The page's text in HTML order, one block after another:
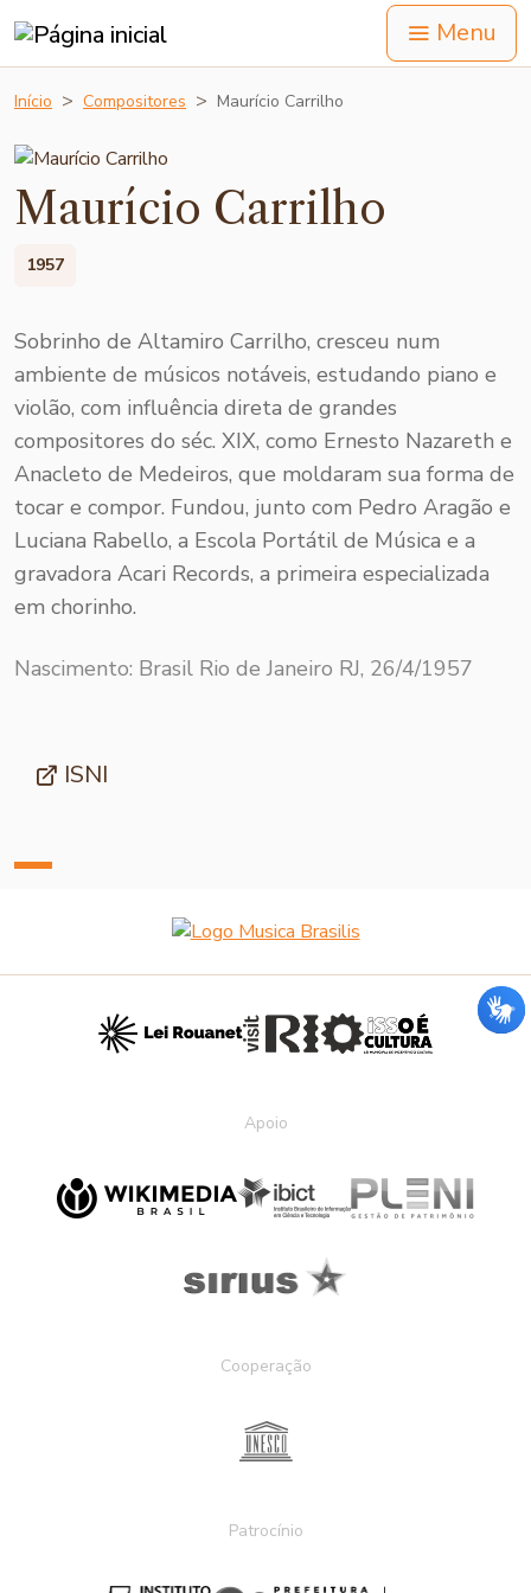
Menu
Início Compositores Maurício Carrilho
Maurício Carrilho
1957
Sobrinho de Altamiro Carrilho, cresceu num
ambiente de músicos notáveis, estudando piano e
violão, com influência direta de grandes
compositores do séc. XIX, como Ernesto Nazareth e
Anacleto de Medeiros, que moldaram sua forma de
tocar e compor. Fundou, junto com Pedro Aragão e
Luciana Rabello, a Escola Portátil de Música e a
gravadora Acari Records, a primeira especializada
em chorinho.
Nascimento: Brasil Rio de Janeiro RJ, 26/4/1957
ISNI
Apoio
Cooperação
Patrocínio